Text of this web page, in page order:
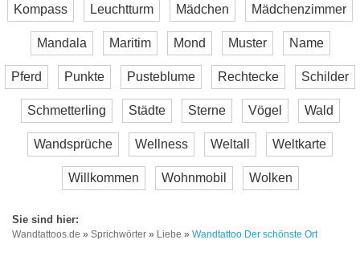
Kompass Leuchtturm Mädchen Mädchenzimmer
Mandala Maritim Mond Muster Name
Pferd Punkte Pusteblume Rechtecke Schilder
Schmetterling Städte Sterne Vögel Wald
Wandsprüche Wellness Weltall Weltkarte
Willkommen Wohnmobil Wolken
Wandtattoos.de » Sprichwörter » Liebe » Wandtattoo Der schönste Ort